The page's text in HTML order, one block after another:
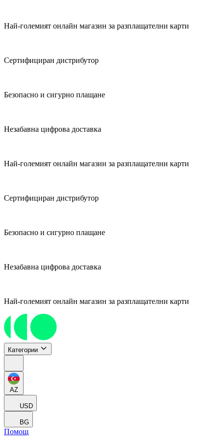
Най-големият онлайн магазин за разплащателни карти
Сертифициран дистрибутор
Безопасно и сигурно плащане
Незабавна цифрова доставка
Най-големият онлайн магазин за разплащателни карти
Сертифициран дистрибутор
Безопасно и сигурно плащане
Незабавна цифрова доставка
Най-големият онлайн магазин за разплащателни карти
Категории
AZ
USD
BG
Помощ